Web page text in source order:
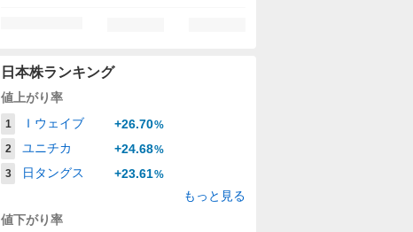
日本株ランキング
値上がり率
1 Ｉウェイブ +26.70%
2
ユニチカ +24.68%
3
日タングス +23.61%
もっと見る
値下がり率